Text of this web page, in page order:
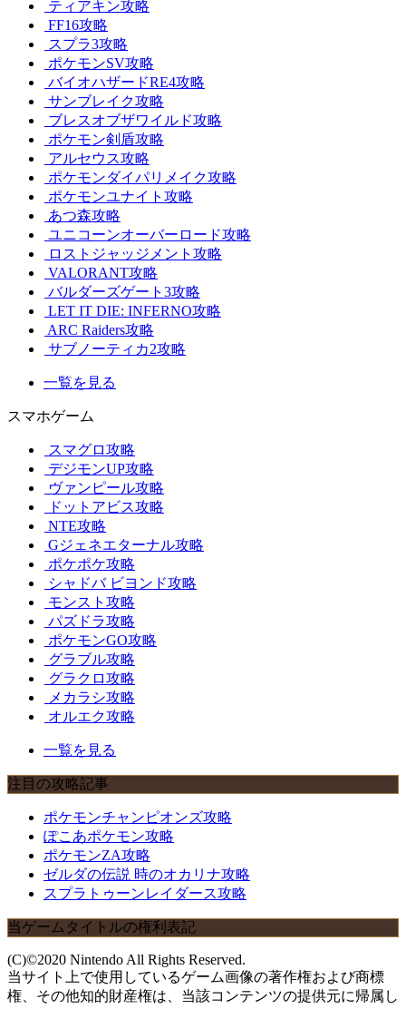
ティアキン攻略
FF16攻略
スプラ3攻略
ポケモンSV攻略
バイオハザードRE4攻略
サンブレイク攻略
ブレスオブザワイルド攻略
ポケモン剣盾攻略
アルセウス攻略
ポケモンダイパリメイク攻略
ポケモンユナイト攻略
あつ森攻略
ユニコーンオーバーロード攻略
ロストジャッジメント攻略
VALORANT攻略
バルダーズゲート3攻略
LET IT DIE: INFERNO攻略
ARC Raiders攻略
サブノーティカ2攻略
一覧を見る
スマホゲーム
スマグロ攻略
デジモンUP攻略
ヴァンピール攻略
ドットアビス攻略
NTE攻略
Gジェネエターナル攻略
ポケポケ攻略
シャドバ ビヨンド攻略
モンスト攻略
パズドラ攻略
ポケモンGO攻略
グラブル攻略
グラクロ攻略
メカラシ攻略
オルエク攻略
一覧を見る
注目の攻略記事
ポケモンチャンピオンズ攻略
ぽこあポケモン攻略
ポケモンZA攻略
ゼルダの伝説 時のオカリナ攻略
スプラトゥーンレイダース攻略
当ゲームタイトルの権利表記
(C)©2020 Nintendo All Rights Reserved.
当サイト上で使用しているゲーム画像の著作権および商標
権、その他知的財産権は、当該コンテンツの提供元に帰属し